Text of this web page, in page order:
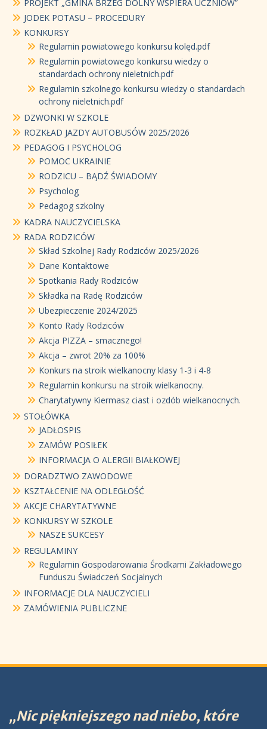
PROJEKT „GMINA BRZEG DOLNY WSPIERA UCZNIÓW”
JODEK POTASU – PROCEDURY
KONKURSY
Regulamin powiatowego konkursu kolęd.pdf
Regulamin powiatowego konkursu wiedzy o
standardach ochrony nieletnich.pdf
Regulamin szkolnego konkursu wiedzy o standardach
ochrony nieletnich.pdf
DZWONKI W SZKOLE
ROZKŁAD JAZDY AUTOBUSÓW 2025/2026
PEDAGOG I PSYCHOLOG
POMOC UKRAINIE
RODZICU – BĄDŹ ŚWIADOMY
Psycholog
Pedagog szkolny
KADRA NAUCZYCIELSKA
RADA RODZICÓW
Skład Szkolnej Rady Rodziców 2025/2026
Dane Kontaktowe
Spotkania Rady Rodziców
Składka na Radę Rodziców
Ubezpieczenie 2024/2025
Konto Rady Rodziców
Akcja PIZZA – smacznego!
Akcja – zwrot 20% za 100%
Konkurs na stroik wielkanocny klasy 1-3 i 4-8
Regulamin konkursu na stroik wielkanocny.
Charytatywny Kiermasz ciast i ozdób wielkanocnych.
STOŁÓWKA
JADŁOSPIS
ZAMÓW POSIŁEK
INFORMACJA O ALERGII BIAŁKOWEJ
DORADZTWO ZAWODOWE
KSZTAŁCENIE NA ODLEGŁOŚĆ
AKCJE CHARYTATYWNE
KONKURSY W SZKOLE
NASZE SUKCESY
REGULAMINY
Regulamin Gospodarowania Środkami Zakładowego
Funduszu Świadczeń Socjalnych
INFORMACJE DLA NAUCZYCIELI
ZAMÓWIENIA PUBLICZNE
„Nic piękniejszego nad niebo, które